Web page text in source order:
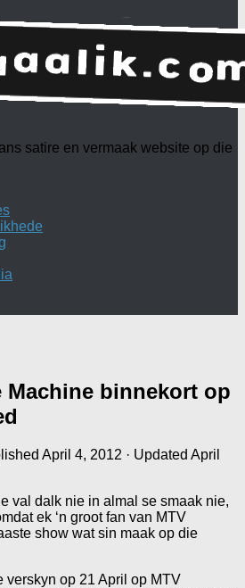
satire en vermaak website op die
Machine binnekort op
April 4, 2012 · Updated April
val dalk nie in almal se smaak nie,
ek ‘n groot fan van MTV
show wat sin maak op die
verskyn op 21 April op MTV